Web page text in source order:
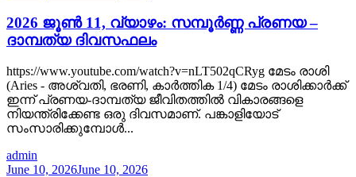
2026 ജൂൺ 11, വ്യാഴം: സമ്പൂർണ്ണ പ്രണയ –
ദാമ്പത്യ ദിവസഫലം
https://www.youtube.com/watch?v=nLT502qCRyg മേടം രാശി
(Aries - അശ്വതി, ഭരണി, കാർത്തിക 1/4) മേടം രാശിക്കാർക്ക്
ഇന്ന് പ്രണയ-ദാമ്പത്യ ജീവിതത്തിൽ വികാരങ്ങളെ
നിയന്ത്രിക്കേണ്ട ഒരു ദിവസമാണ്. പങ്കാളിയോട്
സംസാരിക്കുമ്പോൾ...
admin
June 10, 2026June 10, 2026